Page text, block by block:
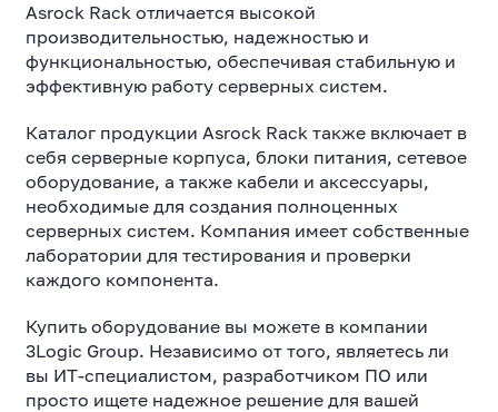
Asrock Rack отличается высокой
производительностью, надежностью и
функциональностью, обеспечивая стабильную и
эффективную работу серверных систем.
Каталог продукции Asrock Rack также включает в
себя серверные корпуса, блоки питания, сетевое
оборудование, а также кабели и аксессуары,
необходимые для создания полноценных
серверных систем. Компания имеет собственные
лаборатории для тестирования и проверки
каждого компонента.
Купить оборудование вы можете в компании
3Logic Group. Независимо от того, являетесь ли
вы ИТ-специалистом, разработчиком ПО или
просто ищете надежное решение для вашей